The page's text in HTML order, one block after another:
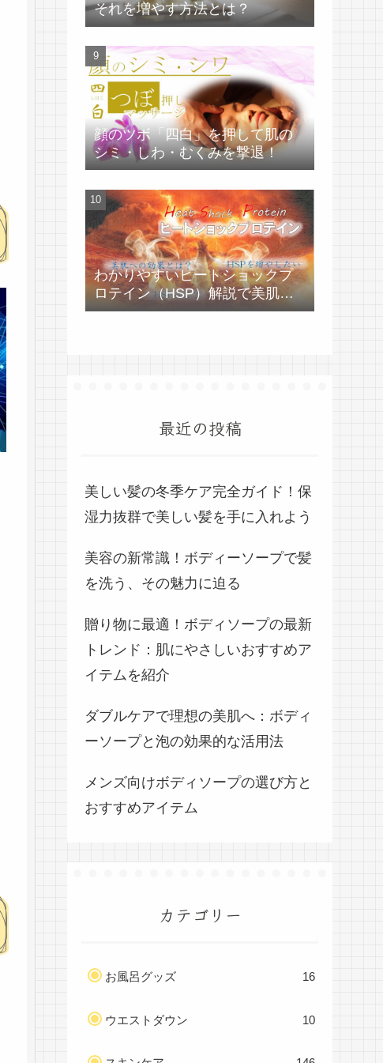
それを増やす方法とは？
顔のツボ「四白」を押して肌の
シミ・しわ・むくみを撃退！
わかりやすいヒートショックプ
ロテイン（HSP）解説で美肌づ
くり！
最近の投稿
美しい髪の冬季ケア完全ガイド！保
湿力抜群で美しい髪を手に入れよう
美容の新常識！ボディーソープで髪
を洗う、その魅力に迫る
贈り物に最適！ボディソープの最新
トレンド：肌にやさしいおすすめア
イテムを紹介
ダブルケアで理想の美肌へ：ボディ
ーソープと泡の効果的な活用法
メンズ向けボディソープの選び方と
おすすめアイテム
カテゴリー
お風呂グッズ 16
ウエストダウン 10